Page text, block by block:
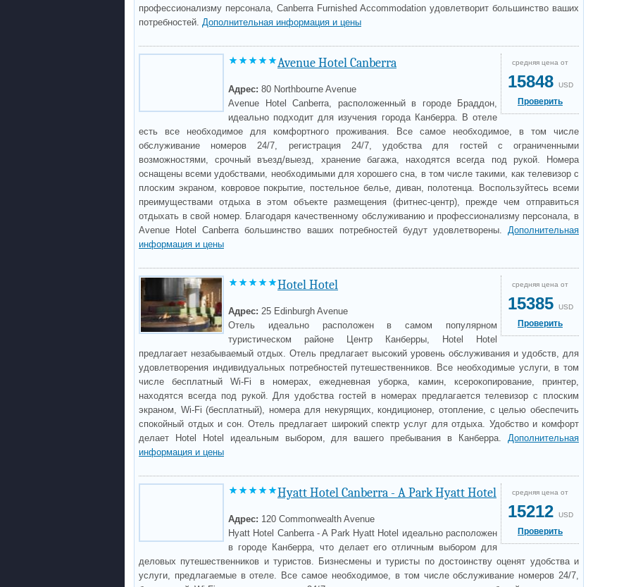
профессионализму персонала, Canberra Furnished Accommodation удовлетворит большинство ваших
потребностей. Дополнительная информация и цены
средняя цена от
15848 USD
Проверить
Avenue Hotel Canberra
Адрес: 80 Northbourne Avenue
Avenue Hotel Canberra, расположенный в городе Браддон,
идеально подходит для изучения города Канберра. В отеле
есть все необходимое для комфортного проживания. Все самое необходимое, в том числе
обслуживание номеров 24/7, регистрация 24/7, удобства для гостей с ограниченными
возможностями, срочный въезд/выезд, хранение багажа, находятся всегда под рукой. Номера
оснащены всеми удобствами, необходимыми для хорошего сна, в том числе такими, как телевизор с
плоским экраном, ковровое покрытие, постельное белье, диван, полотенца. Воспользуйтесь всеми
преимуществами отдыха в этом объекте размещения (фитнес-центр), прежде чем отправиться
отдыхать в свой номер. Благодаря качественному обслуживанию и профессионализму персонала, в
Avenue Hotel Canberra большинство ваших потребностей будут удовлетворены. Дополнительная
информация и цены
средняя цена от
15385 USD
Проверить
Hotel Hotel
Адрес: 25 Edinburgh Avenue
Отель идеально расположен в самом популярном
туристическом районе Центр Канберры, Hotel Hotel
предлагает незабываемый отдых. Отель предлагает высокий уровень обслуживания и удобств, для
удовлетворения индивидуальных потребностей путешественников. Все необходимые услуги, в том
числе бесплатный Wi-Fi в номерах, ежедневная уборка, камин, ксерокопирование, принтер,
находятся всегда под рукой. Для удобства гостей в номерах предлагается телевизор с плоским
экраном, Wi-Fi (бесплатный), номера для некурящих, кондиционер, отопление, с целью обеспечить
спокойный отдых и сон. Отель предлагает широкий спектр услуг для отдыха. Удобство и комфорт
делает Hotel Hotel идеальным выбором, для вашего пребывания в Канберра. Дополнительная
информация и цены
средняя цена от
15212 USD
Проверить
Hyatt Hotel Canberra - A Park Hyatt Hotel
Адрес: 120 Commonwealth Avenue
Hyatt Hotel Canberra - A Park Hyatt Hotel идеально расположен
в городе Канберра, что делает его отличным выбором для
деловых путешественников и туристов. Бизнесмены и туристы по достоинству оценят удобства и
услуги, предлагаемые в отеле. Все самое необходимое, в том числе обслуживание номеров 24/7,